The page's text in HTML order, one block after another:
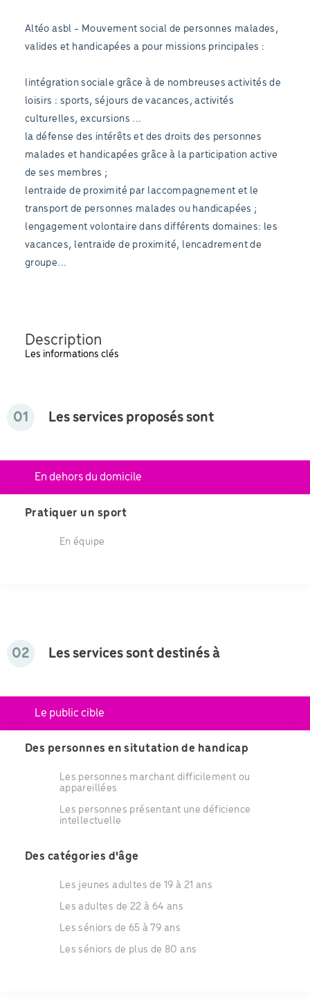
Altéo asbl - Mouvement social de personnes malades,
valides et handicapées a pour missions principales :
lintégration sociale grâce à de nombreuses activités de
loisirs : sports, séjours de vacances, activités
culturelles, excursions ...
la défense des intérêts et des droits des personnes
malades et handicapées grâce à la participation active
de ses membres ;
lentraide de proximité par laccompagnement et le
transport de personnes malades ou handicapées ;
lengagement volontaire dans différents domaines: les
vacances, lentraide de proximité, lencadrement de
groupe...
Description
Les informations clés
01 Les services proposés sont
En dehors du domicile
Pratiquer un sport
En équipe
02 Les services sont destinés à
Le public cible
Des personnes en situtation de handicap
Les personnes marchant difficilement ou
appareillées
Les personnes présentant une déficience
intellectuelle
Des catégories d'âge
Les jeunes adultes de 19 à 21 ans
Les adultes de 22 à 64 ans
Les séniors de 65 à 79 ans
Les séniors de plus de 80 ans